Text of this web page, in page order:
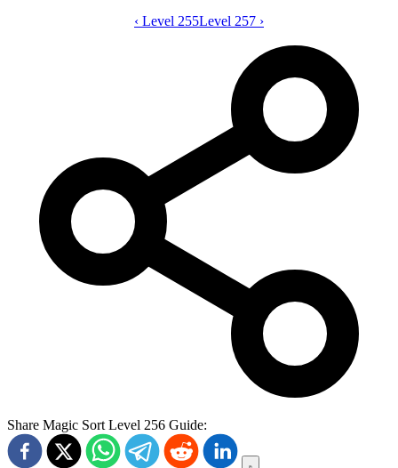
Magic Sort level 256 video guide
‹ Level 255Level 257 ›
Share Magic Sort Level 256 Guide: